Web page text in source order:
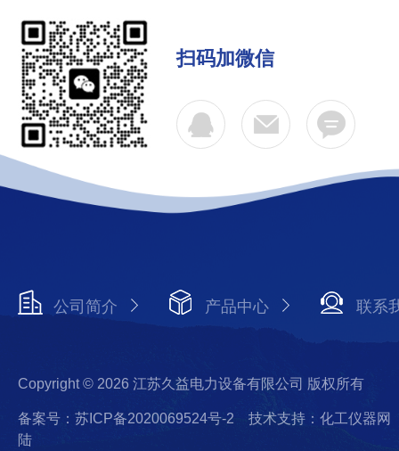
扫码加微信
公司简介 产品中心 联系
Copyright © 2026 江苏久益电力设备有限公司 版权所有
备案号：苏ICP备2020069524号-2
技术支持：化工仪器网
陆